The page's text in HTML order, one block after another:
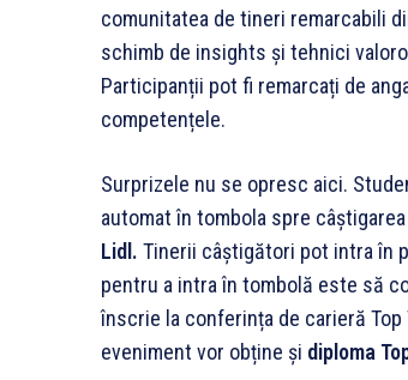
comunitatea de tineri remarcabili
schimb de insights și tehnici
Participanții pot fi remarcați de
competențele.
Surprizele nu se opresc aici.
automat în tombola spre
Lidl. Tinerii câștigători pot intra în
pentru a intra în tombolă este să
înscrie la conferința de carieră
eveniment vor obține și diploma